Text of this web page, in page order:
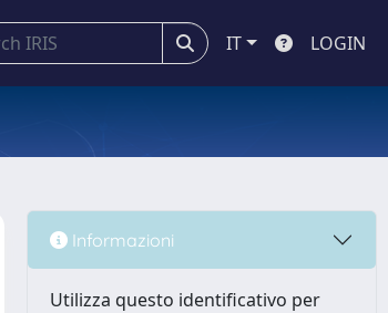
IT LOGIN
Informazioni
Utilizza questo identificativo per